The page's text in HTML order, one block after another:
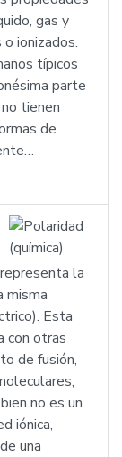
gas y
ionizados.
típicos
parte
tienen
de
la
misma
Esta
con otras
de fusión,
no es un
iónica,
una